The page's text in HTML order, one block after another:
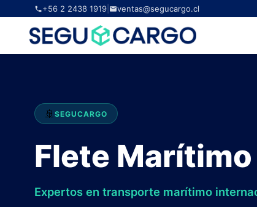
+56 2 2438 1919 ventas@segucargo.cl
🚢SEGUCARGO
Flete Marítimo
Expertos en transporte marítimo